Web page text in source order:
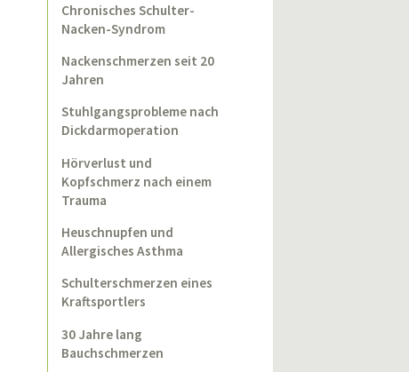
Chronisches Schulter-
Nacken-Syndrom
Nackenschmerzen seit 20
Jahren
Stuhlgangsprobleme nach
Dickdarmoperation
Hörverlust und
Kopfschmerz nach einem
Trauma
Heuschnupfen und
Allergisches Asthma
Schulterschmerzen eines
Kraftsportlers
30 Jahre lang
Bauchschmerzen